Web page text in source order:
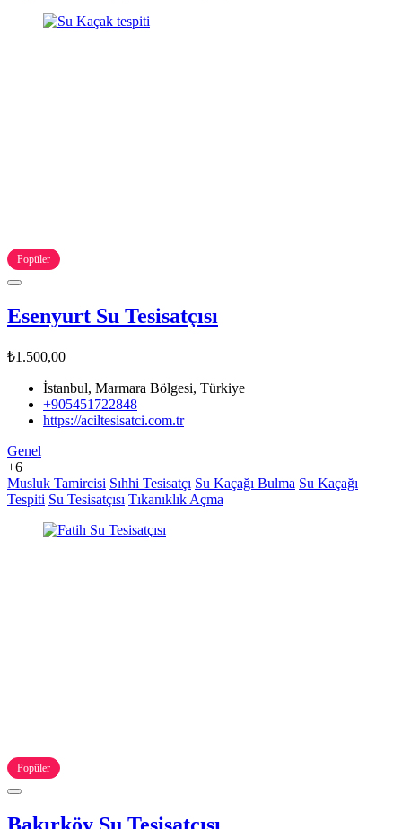
Popüler
Esenyurt Su Tesisatçısı
₺1.500,00
İstanbul, Marmara Bölgesi, Türkiye
+905451722848
https://aciltesisatci.com.tr
Genel
+6
Musluk Tamircisi Sıhhi Tesisatçı Su Kaçağı Bulma Su Kaçağı
Tespiti Su Tesisatçısı Tıkanıklık Açma
Popüler